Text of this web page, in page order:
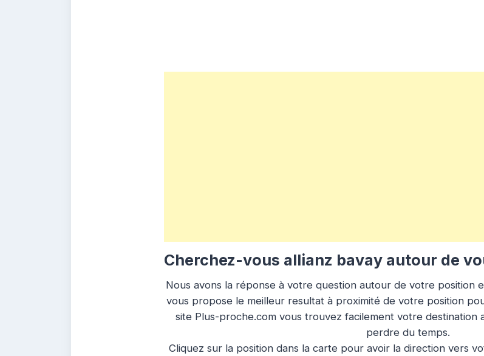
Cherchez-vous allianz bavay autour de
Nous avons la réponse à votre question autour de votre position
vous propose le meilleur resultat à proximité de votre position
site Plus-proche.com vous trouvez facilement votre destination
perdre du temps.
Cliquez sur la position dans la carte pour avoir la direction vers